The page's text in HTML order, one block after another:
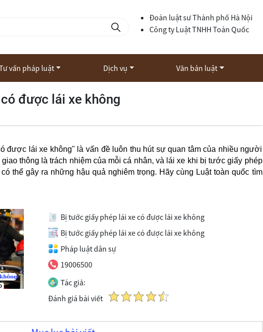
Đoàn luật sư Thành phố Hà Nội
Công ty Luật TNHH Toàn Quốc
vấn pháp luật Dịch vụ Văn bản luật
được lái xe không
lái xe không" là vấn đề luôn thu hút sự quan tâm của nhiều người
thông là trách nhiệm của mỗi cá nhân, và lái xe khi bị tước giấy phép
thể gây ra những hậu quả nghiêm trọng. Hãy cùng Luật toàn quốc tìm
Bị tước giấy phép lái xe có được lái xe không
Bị tước giấy phép lái xe có được lái xe không
Pháp luật dân sự
19006500
Tác giả:
Đánh giá bài viết